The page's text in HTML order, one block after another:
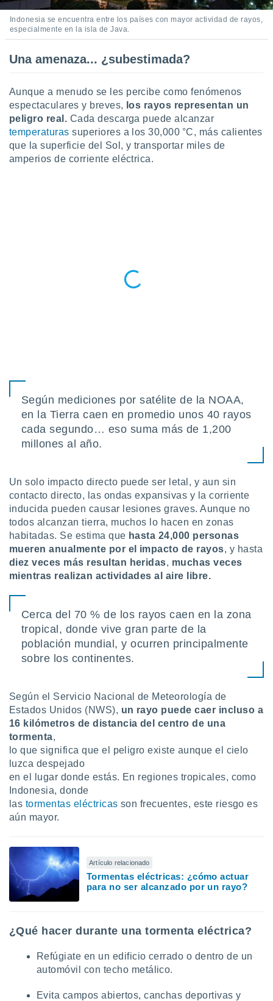
perfiles
utilizar
contenido
medir el
de la
el
publicidad
Indonesia se encuentra entre los países con mayor actividad de rayos,
especialmente en la isla de Java.
Una amenaza... ¿subestimada?
Aunque a menudo se les percibe como fenómenos
espectaculares y breves, los rayos representan un
peligro real. Cada descarga puede alcanzar
temperaturas superiores a los 30,000 °C, más calientes
que la superficie del Sol, y transportar miles de
amperios de corriente eléctrica.
Según mediciones por satélite de la NOAA,
en la Tierra caen en promedio unos 40 rayos
cada segundo… eso suma más de 1,200
millones al año.
Un solo impacto directo puede ser letal, y aun sin
contacto directo, las ondas expansivas y la corriente
inducida pueden causar lesiones graves. Aunque no
todos alcanzan tierra, muchos lo hacen en zonas
habitadas. Se estima que hasta 24,000 personas
mueren anualmente por el impacto de rayos, y hasta
diez veces más resultan heridas, muchas veces
mientras realizan actividades al aire libre.
Cerca del 70 % de los rayos caen en la zona
tropical, donde vive gran parte de la
población mundial, y ocurren principalmente
sobre los continentes.
Según el Servicio Nacional de Meteorología de
Estados Unidos (NWS), un rayo puede caer incluso a
16 kilómetros de distancia del centro de una
tormenta,
lo que significa que el peligro existe aunque el cielo
luzca despejado
en el lugar donde estás. En regiones tropicales, como
Indonesia, donde
las tormentas eléctricas son frecuentes, este riesgo es
aún mayor.
Artículo relacionado
Tormentas eléctricas: ¿cómo actuar
para no ser alcanzado por un rayo?
¿Qué hacer durante una tormenta eléctrica?
Refúgiate en un edificio cerrado o dentro de un
automóvil con techo metálico.
Evita campos abiertos, canchas deportivas y